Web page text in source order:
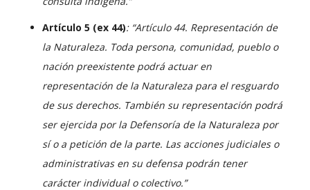
Artículo 5 (ex 44): “Artículo 44. Representación de
la Naturaleza. Toda persona, comunidad, pueblo o
nación preexistente podrá actuar en
representación de la Naturaleza para el resguardo
de sus derechos. También su representación podrá
ser ejercida por la Defensoría de la Naturaleza por
sí o a petición de la parte. Las acciones judiciales o
administrativas en su defensa podrán tener
carácter individual o colectivo.”